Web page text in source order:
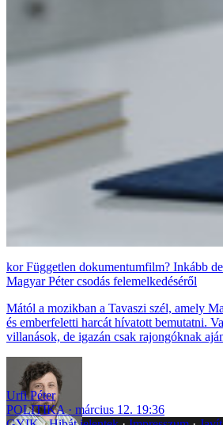
Független dokumentumfilm? Inkább
Magyar Péter csodás felemelkedéséről
Mától a mozikban a Tavaszi szél, amely
és emberfeletti harcát hívatott bemutatni.
villanások, de igazán csak rajongóknak
Urfi Péter
POLITIKA
március 12. 19:36